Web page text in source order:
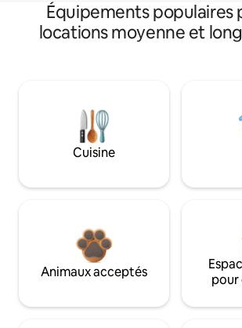
Équipements populaires
locations moyenne et
Cuisine
Animaux acceptés